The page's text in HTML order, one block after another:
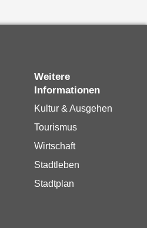
Weitere
Informationen
Kultur & Ausgehen
Tourismus
Wirtschaft
Stadtleben
Stadtplan